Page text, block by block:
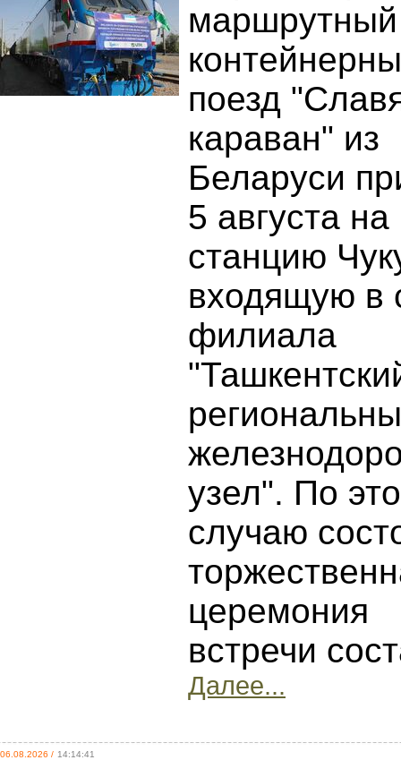
маршрутный
поезд
караван" из
Беларуси
5 августа на
станцию
входящую в
филиала
узел". По
случаю
церемония
встречи
Далее...
06.08.2026 / 14:14:41